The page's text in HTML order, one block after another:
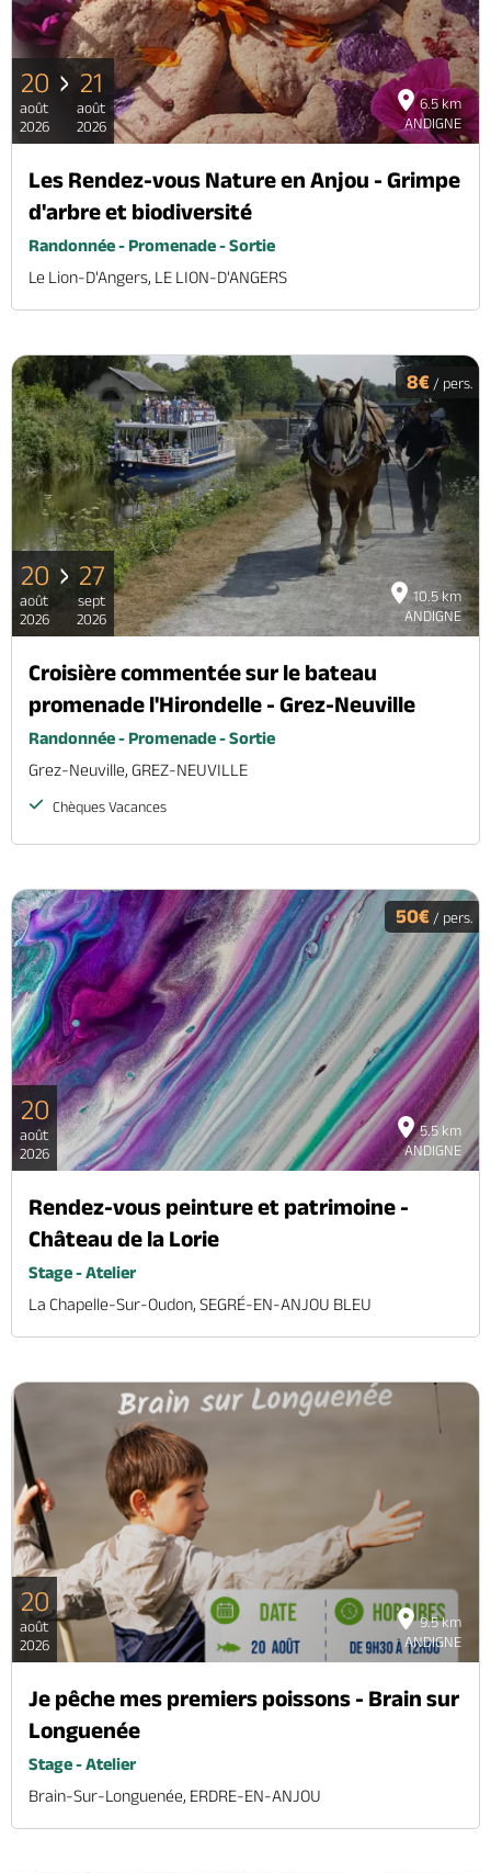
6.5 km
ANDIGNE
20
août
2026
21
août
2026
Les Rendez-vous Nature en Anjou - Grimpe
d'arbre et biodiversité
Randonnée - Promenade - Sortie
Le Lion-D'Angers, LE LION-D'ANGERS
10.5 km
ANDIGNE
8€ / pers.
20
août
2026
27
sept
2026
Croisière commentée sur le bateau
promenade l'Hirondelle - Grez-Neuville
Randonnée - Promenade - Sortie
Grez-Neuville, GREZ-NEUVILLE
Chèques Vacances
5.5 km
ANDIGNE
50€ / pers.
20
août
2026
Rendez-vous peinture et patrimoine -
Château de la Lorie
Stage - Atelier
La Chapelle-Sur-Oudon, SEGRÉ-EN-ANJOU BLEU
9.5 km
ANDIGNE
20
août
2026
Je pêche mes premiers poissons - Brain sur
Longuenée
Stage - Atelier
Brain-Sur-Longuenée, ERDRE-EN-ANJOU